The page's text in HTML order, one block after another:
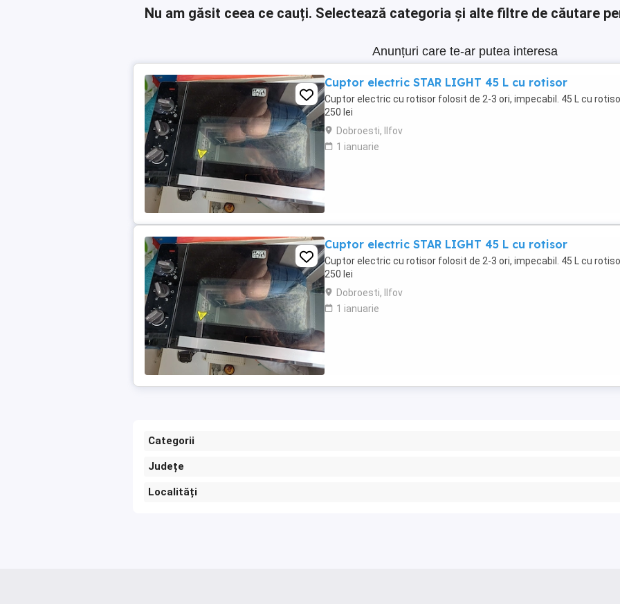
Nu am găsit ceea ce cauți. Selectează categoria și alte filtre de căutare
Anunțuri care te-ar putea interesa
Cuptor electric STAR LIGHT 45 L cu rotisor
Cuptor electric cu rotisor folosit de 2-3 ori, impecabil. 45 L cu
250 lei
Dobroesti, Ilfov
1 ianuarie
Cuptor electric STAR LIGHT 45 L cu rotisor
Cuptor electric cu rotisor folosit de 2-3 ori, impecabil. 45 L cu
250 lei
Dobroesti, Ilfov
1 ianuarie
Categorii
Județe
Localități